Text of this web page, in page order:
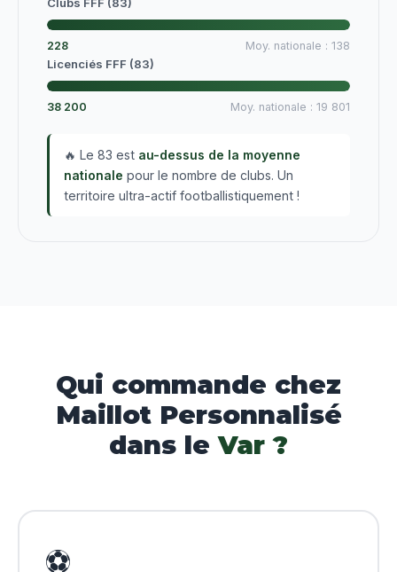
228 Moy. nationale : 138
Licenciés FFF (83)
38 200 Moy. nationale : 19 801
🔥 Le 83 est au-dessus de la moyenne
nationale pour le nombre de clubs. Un
territoire ultra-actif footballistiquement !
Qui commande chez
Maillot Personnalisé
dans leVar ?
⚽